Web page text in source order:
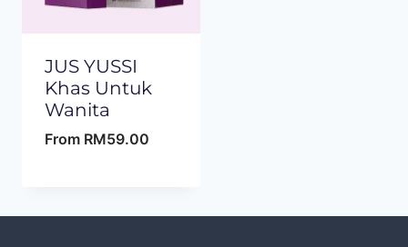
JUS YUSSI
Khas Untuk
Wanita
From RM59.00